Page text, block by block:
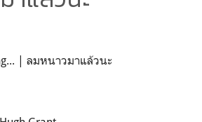
| ลมหนาวมาแล้วนะ